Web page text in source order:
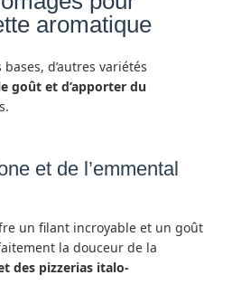
aromatique
d’autres variétés
goût et d’apporter du
et de l’emmental
un filant incroyable et un goût
la douceur de la
des pizzerias italo-